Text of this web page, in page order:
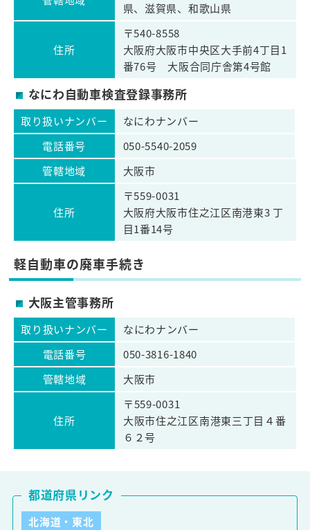
県、滋賀県、和歌山県
住所
〒540-8558
大阪府大阪市中央区大手前4丁目1
番76号 大阪合同庁舎第4号館
なにわ自動車検査登録事務所
取り扱いナンバー
なにわナンバー
電話番号
050-5540-2059
管轄地域
大阪市
住所
〒559-0031
大阪府大阪市住之江区南港東3 丁
目1番14号
軽自動車の廃車手続き
大阪主管事務所
取り扱いナンバー
なにわナンバー
電話番号
050-3816-1840
管轄地域
大阪市
住所
〒559-0031
大阪市住之江区南港東三丁目４番
６２号
北海道・東北
都道府県リンク